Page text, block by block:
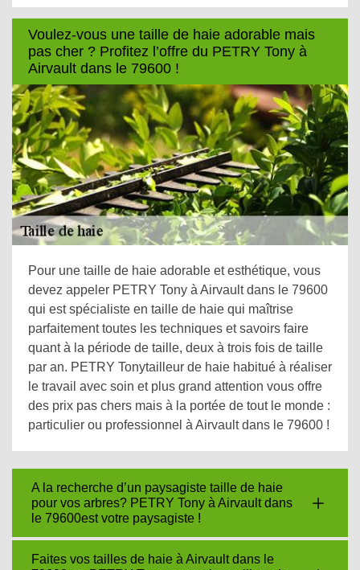
Voulez-vous une taille de haie adorable mais
pas cher ? Profitez l’offre du PETRY Tony à
Airvault dans le 79600 !
Pour une taille de haie adorable et esthétique, vous
devez appeler PETRY Tony à Airvault dans le 79600
qui est spécialiste en taille de haie qui maîtrise
parfaitement toutes les techniques et savoirs faire
quant à la période de taille, deux à trois fois de taille
par an. PETRY Tonytailleur de haie habitué à réaliser
le travail avec soin et plus grand attention vous offre
des prix pas chers mais à la portée de tout le monde :
particulier ou professionnel à Airvault dans le 79600 !
A la recherche d’un paysagiste taille de haie
pour vos arbres? PETRY Tony à Airvault dans
le 79600est votre paysagiste !
Faites vos tailles de haie à Airvault dans le